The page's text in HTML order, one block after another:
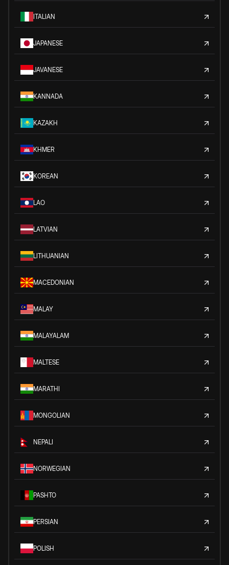
ITALIAN
JAPANESE
JAVANESE
KANNADA
KAZAKH
KHMER
KOREAN
LAO
LATVIAN
LITHUANIAN
MACEDONIAN
MALAY
MALAYALAM
MALTESE
MARATHI
MONGOLIAN
NEPALI
NORWEGIAN
PASHTO
PERSIAN
POLISH